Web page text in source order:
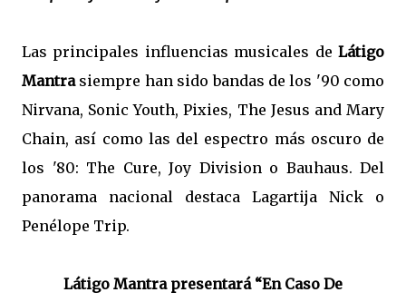
Las principales influencias musicales de Látigo
Mantrasiempre han sido bandas de los '90 como
Nirvana, Sonic Youth, Pixies, The Jesus and Mary
Chain, así como las del espectro más oscuro de
los '80: The Cure, Joy Division o Bauhaus. Del
panorama nacional destaca Lagartija Nick o
Penélope Trip.
Látigo Mantra presentará “En Caso De